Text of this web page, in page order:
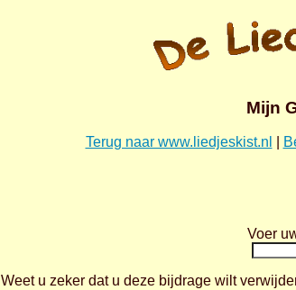
Mijn
Terug naar www.liedjeskist.nl
Voer
Weet u zeker dat u deze bijdrage wilt